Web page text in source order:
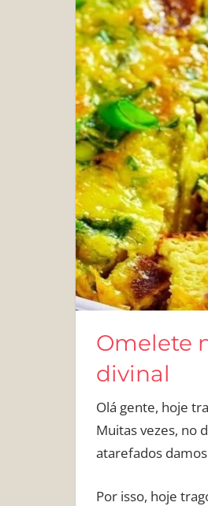
Omelete
divinal
Olá gente, hoje
Muitas vezes, no
atarefados
Por isso, hoje